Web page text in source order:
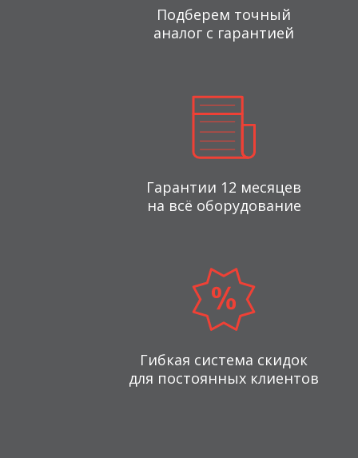
Подберем точный
аналог с гарантией
Гарантии 12 месяцев
на всё оборудование
Гибкая система скидок
для постоянных клиентов